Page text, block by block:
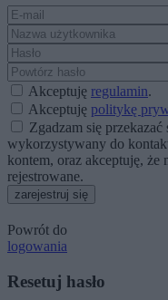
Akceptuję regulamin.
Akceptuję politykę
Zgadzam się
wykorzystywany do
kontem, oraz akceptuję, że
rejestrowane.
zarejestruj się
Powrót do
logowania
Resetuj hasło